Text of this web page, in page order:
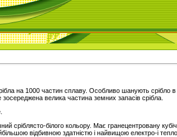
на 1000 частин сплаву. Особливо шанують срібло в
велика частина земних запасів срібла.
сріблясто-білого кольору. Має гранецентровану
відбивною здатністю і найвищою електро-і